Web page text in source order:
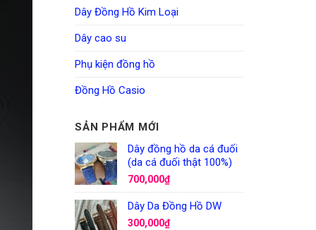
Dây Đồng Hồ Kim Loại
Dây cao su
Phụ kiện đồng hồ
Đồng Hồ Casio
SẢN PHẨM MỚI
Dây đồng hồ da cá đuối
(da cá đuối thật 100%)
700,000₫
Dây Da Đồng Hồ DW
300,000₫